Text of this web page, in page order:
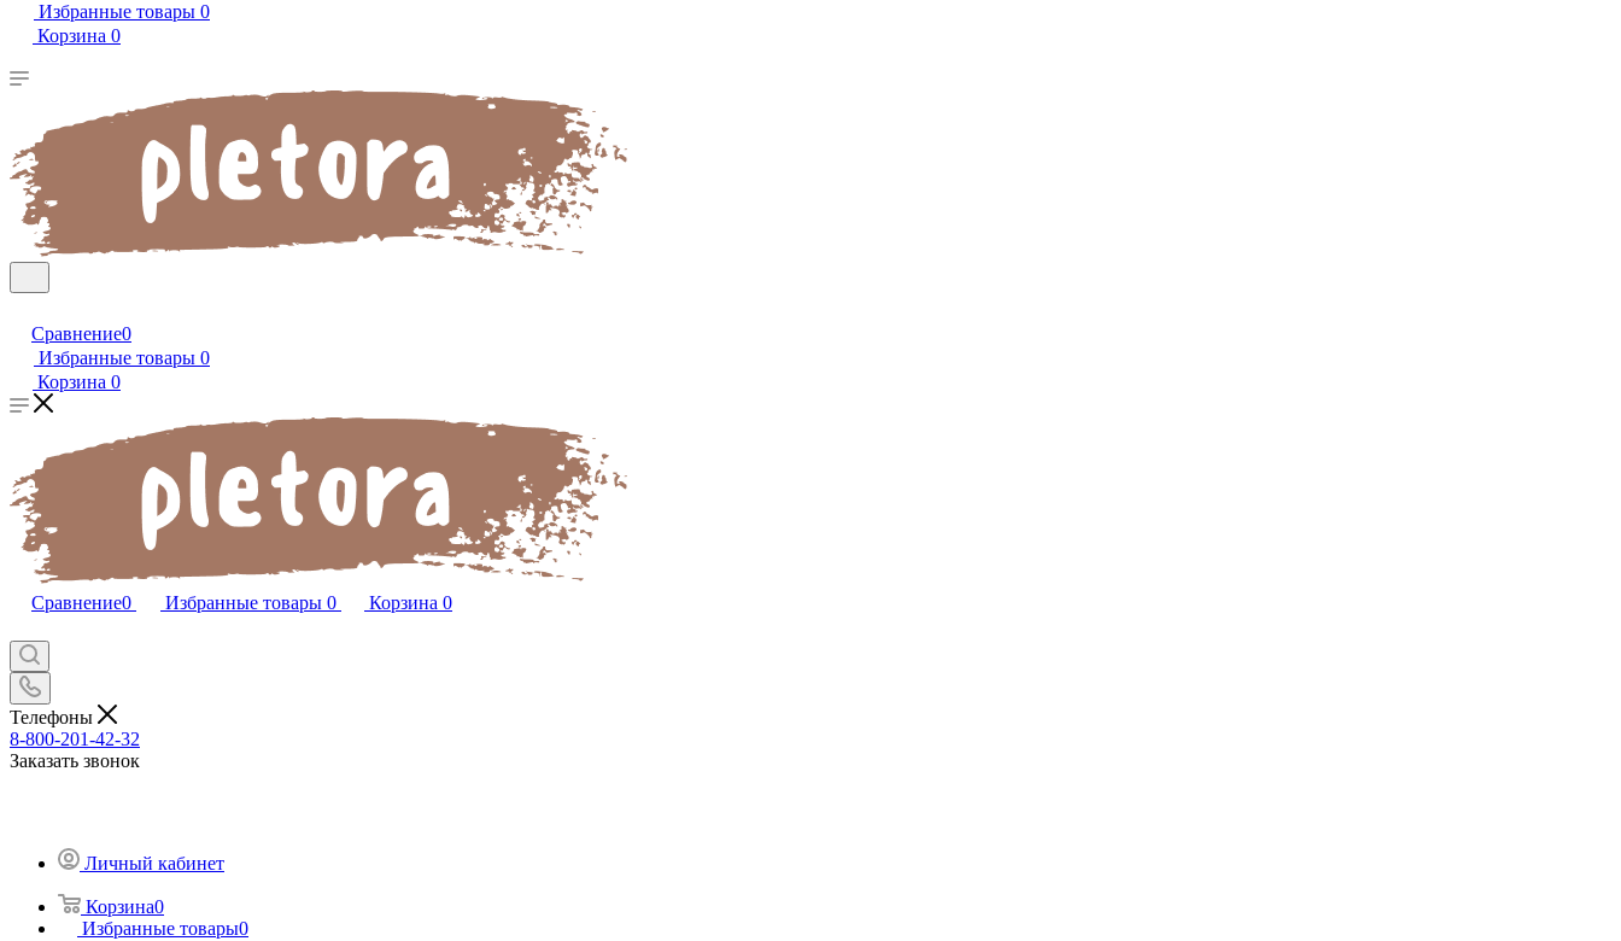
Избранные товары 0
Корзина 0
Сравнение0
Избранные товары 0
Корзина 0
Сравнение0 Избранные товары 0 Корзина 0
Телефоны
8-800-201-42-32
Заказать звонок
Личный кабинет
Корзина0
Избранные товары0